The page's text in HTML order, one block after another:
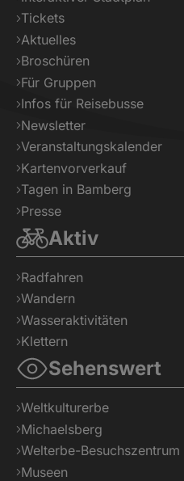
Tickets
Aktuelles
Broschüren
Für Gruppen
Infos für Reisebusse
Newsletter
Veranstaltungskalender
Kartenvorverkauf
Tagen in Bamberg
Presse
Aktiv
Radfahren
Wandern
Wasseraktivitäten
Klettern
Sehenswert
Weltkulturerbe
Michaelsberg
Welterbe-Besuchszentrum
Museen